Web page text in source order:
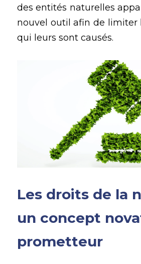
des entités naturelles
nouvel outil afin de limiter
qui leurs sont causés.
Les droits de la
un concept
prometteur